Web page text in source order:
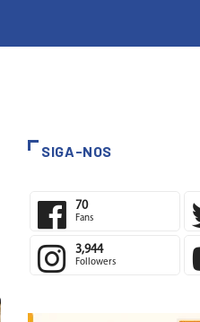
SIGA-NOS
70
Fans
3,944
Followers